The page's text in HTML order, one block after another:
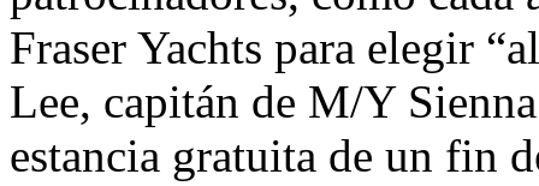
Fraser Yachts para elegir
Lee, capitán de M/Y
estancia gratuita de un fin